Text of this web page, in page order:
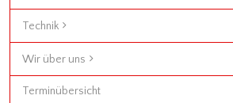
Technik
Wir über uns
Terminübersicht